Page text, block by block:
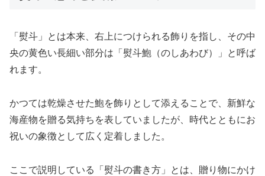
「熨斗」とは本来、右上につけられる飾りを指し、その中
央の黄色い長細い部分は「熨斗鮑（のしあわび）」と呼ば
れます。
かつては乾燥させた鮑を飾りとして添えることで、新鮮な
海産物を贈る気持ちを表していましたが、時代とともにお
祝いの象徴として広く定着しました。
ここで説明している「熨斗の書き方」とは、贈り物にかけ